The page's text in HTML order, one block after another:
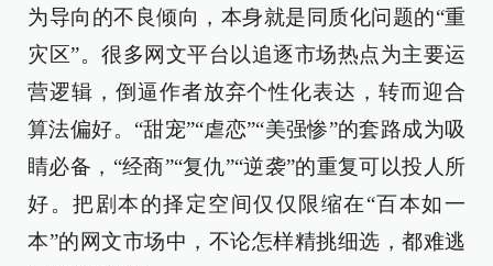
为导向的不良倾向，本身就是同质化问题的“重
灾区”。很多网文平台以追逐市场热点为主要运
营逻辑，倒逼作者放弃个性化表达，转而迎合
算法偏好。“甜宠”“虐恋”“美强惨”的套路成为吸
睛必备，“经商”“复仇”“逆袭”的重复可以投人所
好。把剧本的择定空间仅仅限缩在“百本如一
本”的网文市场中，不论怎样精挑细选，都难逃